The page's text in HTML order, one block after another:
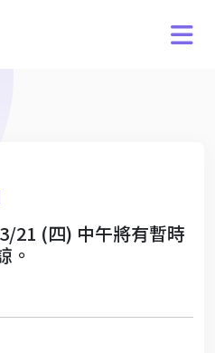
21 (四) 中午將有暫時
。